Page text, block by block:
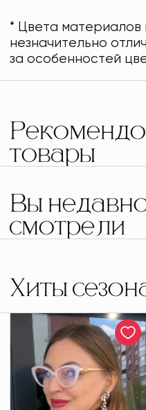
* Цвета материалов
незначительно
за особенностей
товары
Вы
смотрели
Хиты